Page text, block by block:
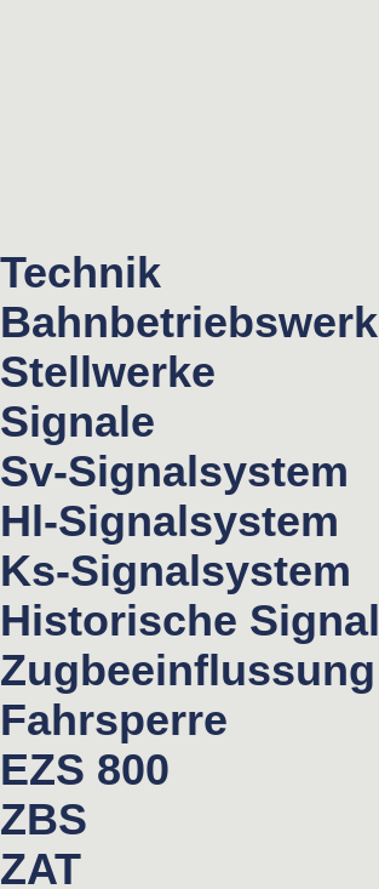
Technik
Stellwerke
Signale
Sv-Signalsystem
Hl-Signalsystem
Ks-Signalsystem
Historische
Zugbeeinflussung
Fahrsperre
EZS 800
ZBS
ZAT